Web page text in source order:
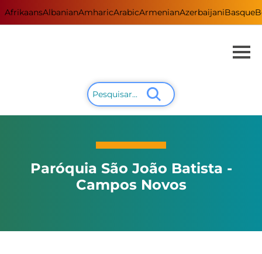
AfrikaansAlbanianAmharicArabicArmenianAzerbaijaniBasque
Paróquia São João Batista -
Campos Novos